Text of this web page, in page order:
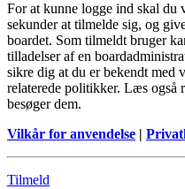
For at kunne logge ind skal
sekunder at tilmelde sig, og
boardet. Som tilmeldt bruger
tilladelser af en
sikre dig at du er bekendt med
relaterede politikker. Læs også
besøger dem.
Vilkår for anvendelse |
Tilmeld